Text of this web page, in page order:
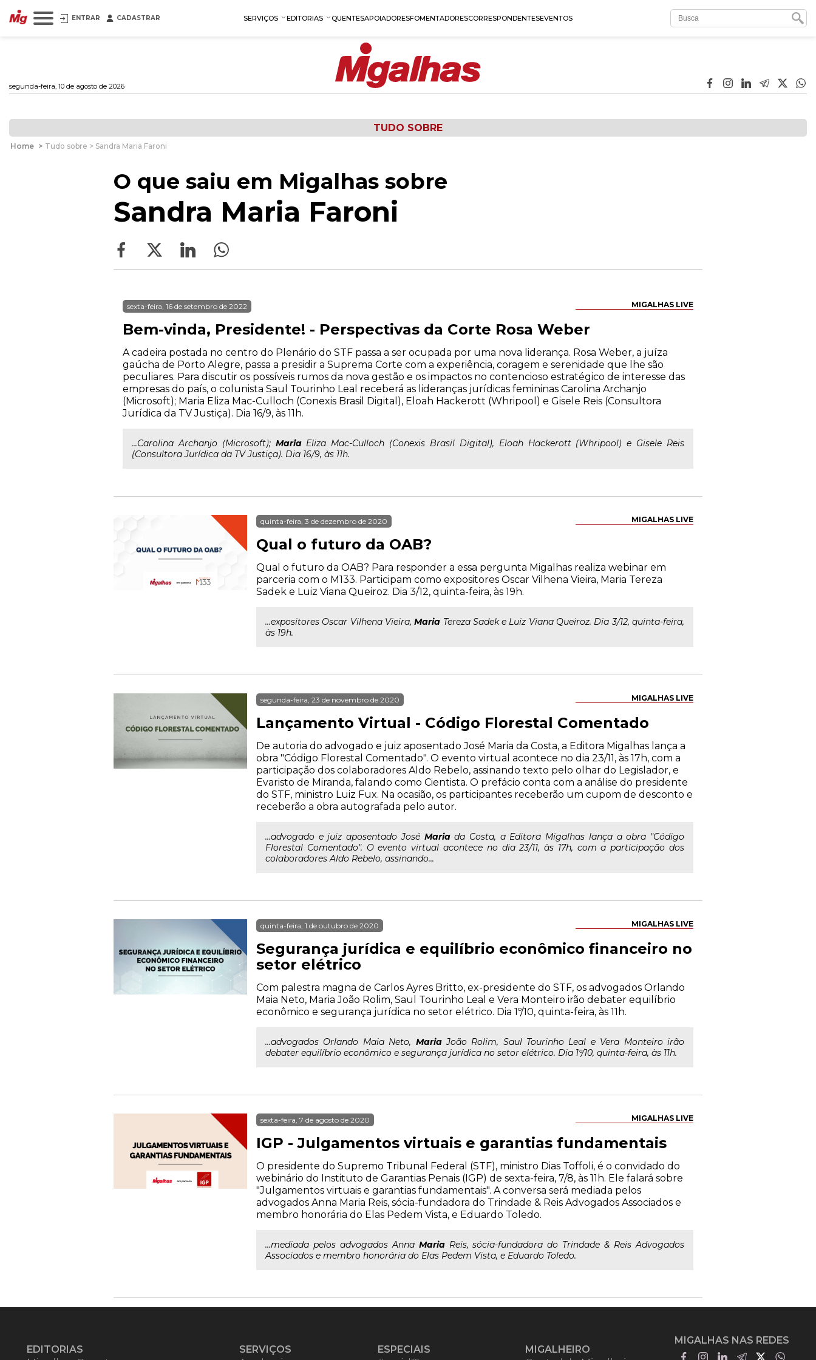
ENTRAR CADASTRAR SERVIÇOS EDITORIAS QUENTESAPOIADORESFOMENTADORESCORRESPONDENTESEVENTOS
segunda-feira, 10 de agosto de 2026
TUDO SOBRE
Home > Tudo sobre > Sandra Maria Faroni
O que saiu em Migalhas sobre
Sandra Maria Faroni
MIGALHAS LIVE
sexta-feira, 16 de setembro de 2022
Bem-vinda, Presidente! - Perspectivas da Corte Rosa Weber
A cadeira postada no centro do Plenário do STF passa a ser ocupada por uma nova liderança. Rosa Weber, a juíza
gaúcha de Porto Alegre, passa a presidir a Suprema Corte com a experiência, coragem e serenidade que lhe são
peculiares. Para discutir os possíveis rumos da nova gestão e os impactos no contencioso estratégico de interesse das
empresas do país, o colunista Saul Tourinho Leal receberá as lideranças jurídicas femininas Carolina Archanjo
(Microsoft); Maria Eliza Mac-Culloch (Conexis Brasil Digital), Eloah Hackerott (Whripool) e Gisele Reis (Consultora
Jurídica da TV Justiça). Dia 16/9, às 11h.
...Carolina Archanjo (Microsoft); MariaEliza Mac-Culloch (Conexis Brasil Digital), Eloah Hackerott (Whripool) e Gisele Reis
(Consultora Jurídica da TV Justiça). Dia 16/9, às 11h.
MIGALHAS LIVE
quinta-feira, 3 de dezembro de 2020
Qual o futuro da OAB?
Qual o futuro da OAB? Para responder a essa pergunta Migalhas realiza webinar em
parceria com o M133. Participam como expositores Oscar Vilhena Vieira, Maria Tereza
Sadek e Luiz Viana Queiroz. Dia 3/12, quinta-feira, às 19h.
...expositores Oscar Vilhena Vieira,Maria Tereza Sadek e Luiz Viana Queiroz. Dia 3/12, quinta-feira,
às 19h.
MIGALHAS LIVE
segunda-feira, 23 de novembro de 2020
Lançamento Virtual - Código Florestal Comentado
De autoria do advogado e juiz aposentado José Maria da Costa, a Editora Migalhas lança a
obra "Código Florestal Comentado". O evento virtual acontece no dia 23/11, às 17h, com a
participação dos colaboradores Aldo Rebelo, assinando texto pelo olhar do Legislador, e
Evaristo de Miranda, falando como Cientista. O prefácio conta com a análise do presidente
do STF, ministro Luiz Fux. Na ocasião, os participantes receberão um cupom de desconto e
receberão a obra autografada pelo autor.
...advogado e juiz aposentado José Mariada Costa, a Editora Migalhas lança a obra "Código
Florestal Comentado". O evento virtual acontece no dia 23/11, às 17h, com a participação dos
colaboradores Aldo Rebelo, assinando...
MIGALHAS LIVE
quinta-feira, 1 de outubro de 2020
Segurança jurídica e equilíbrio econômico financeiro no
setor elétrico
Com palestra magna de Carlos Ayres Britto, ex-presidente do STF, os advogados Orlando
Maia Neto, Maria João Rolim, Saul Tourinho Leal e Vera Monteiro irão debater equilíbrio
econômico e segurança jurídica no setor elétrico. Dia 1º/10, quinta-feira, às 11h.
...advogados Orlando Maia Neto, MariaJoão Rolim, Saul Tourinho Leal e Vera Monteiro irão
debater equilíbrio econômico e segurança jurídica no setor elétrico. Dia 1º/10, quinta-feira, às 11h.
MIGALHAS LIVE
sexta-feira, 7 de agosto de 2020
IGP - Julgamentos virtuais e garantias fundamentais
O presidente do Supremo Tribunal Federal (STF), ministro Dias Toffoli, é o convidado do
webinário do Instituto de Garantias Penais (IGP) de sexta-feira, 7/8, às 11h. Ele falará sobre
"Julgamentos virtuais e garantias fundamentais". A conversa será mediada pelos
advogados Anna Maria Reis, sócia-fundadora do Trindade & Reis Advogados Associados e
membro honorária do Elas Pedem Vista, e Eduardo Toledo.
...mediada pelos advogados Anna MariaReis, sócia-fundadora do Trindade & Reis Advogados
Associados e membro honorária do Elas Pedem Vista, e Eduardo Toledo.
EDITORIAS
SERVIÇOS
ESPECIAIS
MIGALHEIRO
MIGALHAS NAS REDES